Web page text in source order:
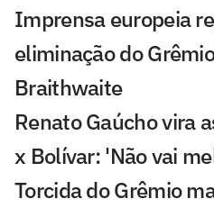
Imprensa europeia
eliminação do
Braithwaite
Renato Gaúcho vira
x Bolívar: 'Não vai
Torcida do Grêmio